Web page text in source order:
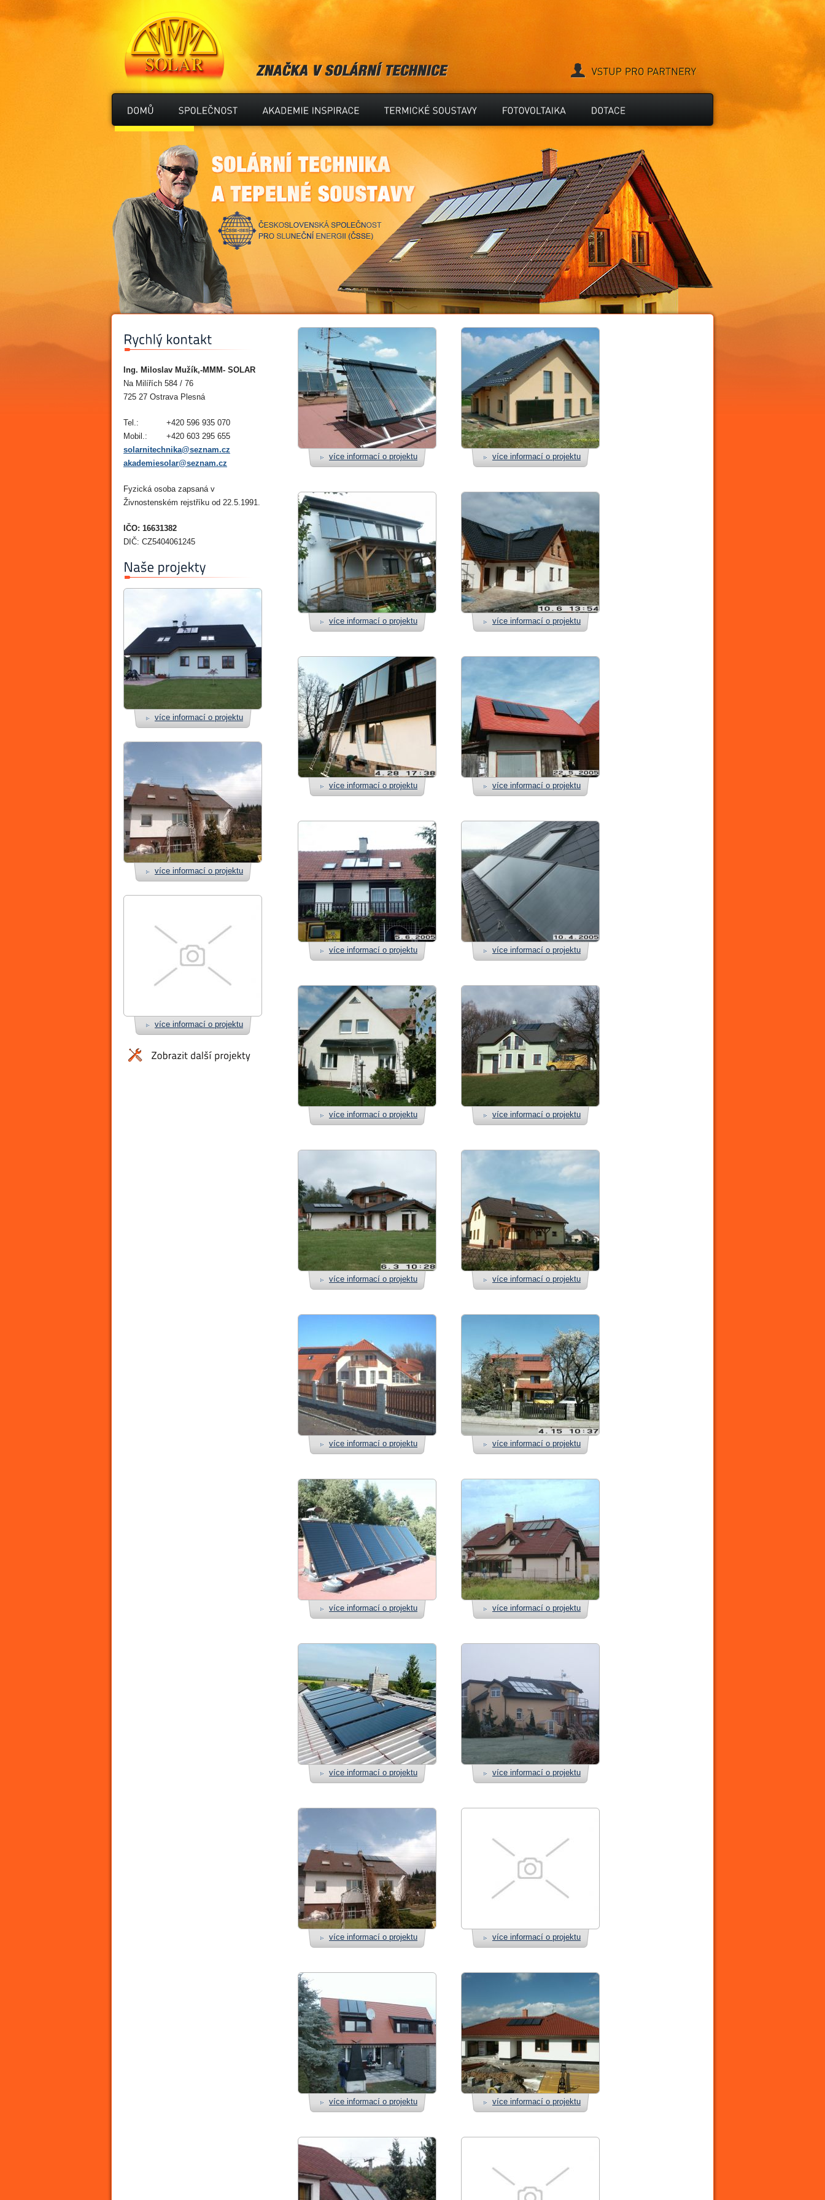
Ing. Miloslav Mužík,-MMM- SOLAR
Na Milířích 584 / 76
725 27 Ostrava Plesná
Tel.:
+420 596 935 070
Mobil.:
+420 603 295 655
solarnitechnika@seznam.cz
akademiesolar@seznam.cz
Fyzická osoba zapsaná v
Živnostenském rejstříku od 22.5.1991.
IČO: 16631382
DIČ: CZ5404061245
více informací o projektu
více informací o projektu
více informací o projektu
více informací o projektu více informací o projektu
více informací o projektu více informací o projektu
více informací o projektu více informací o projektu
více informací o projektu více informací o projektu
více informací o projektu více informací o projektu
více informací o projektu více informací o projektu
více informací o projektu více informací o projektu
více informací o projektu více informací o projektu
více informací o projektu více informací o projektu
více informací o projektu více informací o projektu
více informací o projektu více informací o projektu